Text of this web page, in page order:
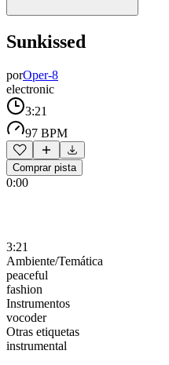
Sunkissed
porOper-8
electronic
3:21
97 BPM
Comprar pista
0:00
3:21
Ambiente/Temática
peaceful
fashion
Instrumentos
vocoder
Otras etiquetas
instrumental